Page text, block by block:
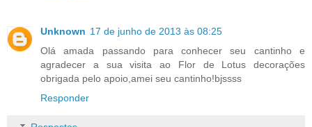
Unknown 17 de junho de 2013 às 08:25
Olá amada passando para conhecer seu cantinho e
agradecer a sua visita ao Flor de Lotus decorações
obrigada pelo apoio,amei seu cantinho!bjssss
Responder